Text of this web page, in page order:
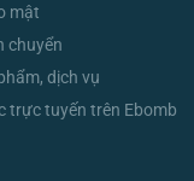
mật
chuyển
dịch vụ
trực tuyến trên Ebomb